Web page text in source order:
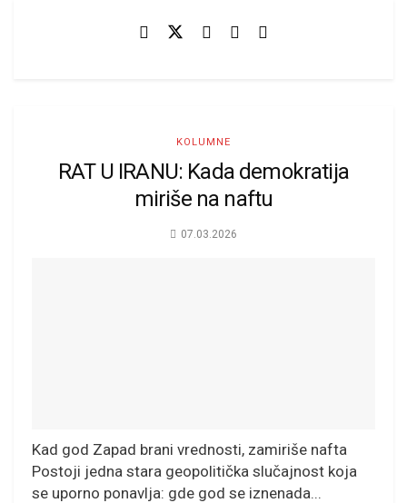
KOLUMNE
RAT U IRANU: Kada demokratija
miriše na naftu
07.03.2026
Kad god Zapad brani vrednosti, zamiriše nafta
Postoji jedna stara geopolitička slučajnost koja
se uporno ponavlja: gde god se iznenada...